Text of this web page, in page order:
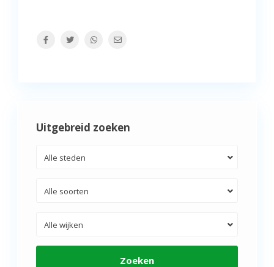
Uitgebreid zoeken
Alle steden
Alle soorten
Alle wijken
Zoeken